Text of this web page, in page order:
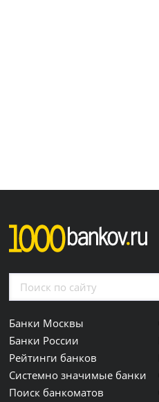
Банки Москвы
Банки России
Рейтинги банков
Системно значимые банки
Поиск банкоматов